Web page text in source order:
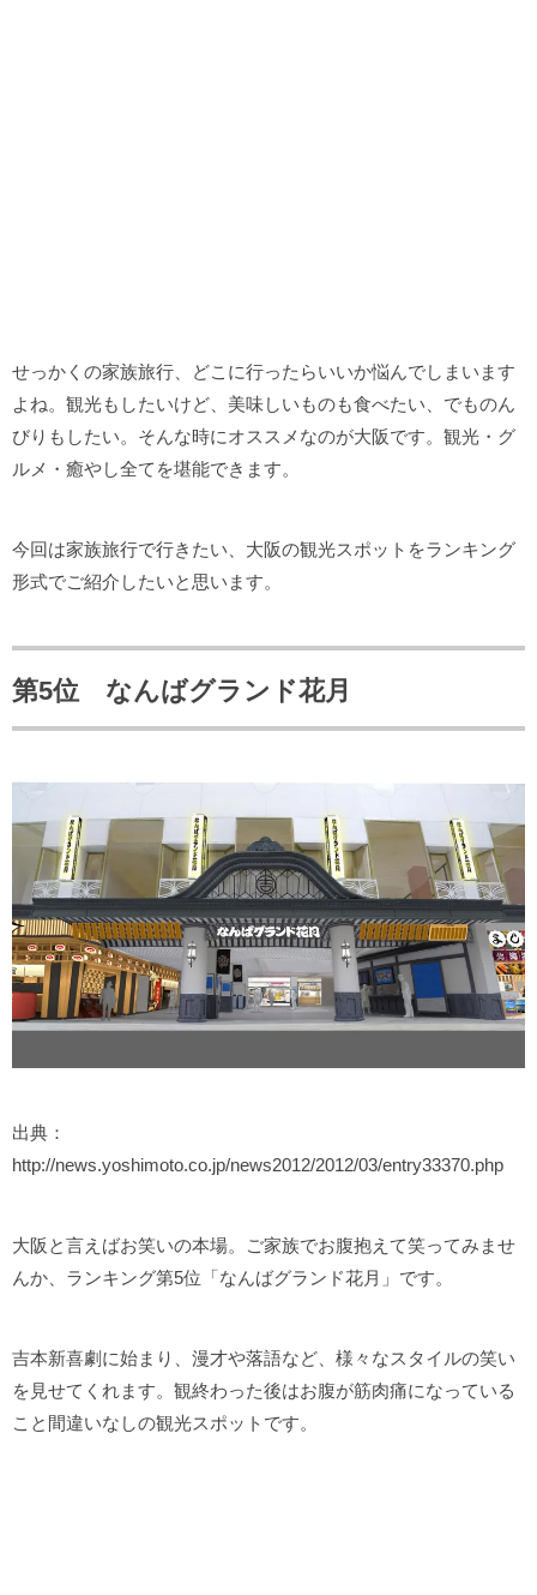
せっかくの家族旅行、どこに行ったらいいか悩んでしまいます
よね。観光もしたいけど、美味しいものも食べたい、でものん
びりもしたい。そんな時にオススメなのが大阪です。観光・グ
ルメ・癒やし全てを堪能できます。
今回は家族旅行で行きたい、大阪の観光スポットをランキング
形式でご紹介したいと思います。
第5位 なんばグランド花月
出典：
http://news.yoshimoto.co.jp/news2012/2012/03/entry33370.php
大阪と言えばお笑いの本場。ご家族でお腹抱えて笑ってみませ
んか、ランキング第5位「なんばグランド花月」です。
吉本新喜劇に始まり、漫才や落語など、様々なスタイルの笑い
を見せてくれます。観終わった後はお腹が筋肉痛になっている
こと間違いなしの観光スポットです。